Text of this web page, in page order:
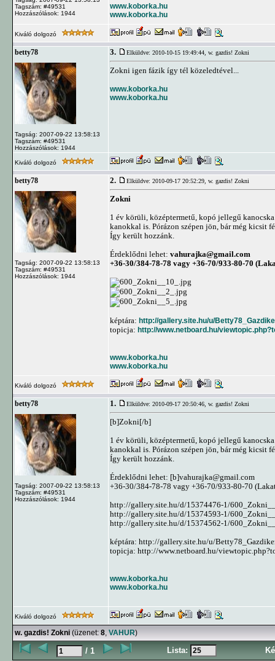
Tagszám: #49531
Hozzászólások: 1944
www.koborka.hu
www.koborka.hu
Kiváló dolgozó
betty78
Tagság: 2007-09-22 13:58:13
Tagszám: #49531
Hozzászólások: 1944
3. Elküldve: 2010-10-15 19:49:44, w. gazdis! Zokni
Zokni igen fázik így tél közeledtével...
www.koborka.hu
www.koborka.hu
Kiváló dolgozó
betty78
Tagság: 2007-09-22 13:58:13
Tagszám: #49531
Hozzászólások: 1944
2. Elküldve: 2010-09-17 20:52:29, w. gazdis! Zokni
Zokni
1 év körüli, középtermetű, kopó jellegű
kanokkal is. Pórázon szépen jön, bár még kicsit
Így került hozzánk.
Érdeklődni lehet: vahurajka@gmail.com
+36-30/384-78-78 vagy +36-70/933-80-70
képtára: http://gallery.site.hu/u/
topicja: http://www.netboard.hu/
www.koborka.hu
www.koborka.hu
Kiváló dolgozó
betty78
Tagság: 2007-09-22 13:58:13
Tagszám: #49531
Hozzászólások: 1944
1. Elküldve: 2010-09-17 20:50:46, w. gazdis! Zokni
[b]Zokni[/b]
1 év körüli, középtermetű, kopó jellegű
kanokkal is. Pórázon szépen jön, bár még kicsit
Így került hozzánk.
Érdeklődni lehet: [b]vahurajka@gmail.com
+36-30/384-78-78 vagy +36-70/933-80-70
http://gallery.site.hu/d/15374476-1/
http://gallery.site.hu/d/15374593-1/
http://gallery.site.hu/d/15374562-1/
képtára: http://gallery.site.hu/u/
topicja: http://www.netboard.hu/
www.koborka.hu
www.koborka.hu
Kiváló dolgozó
w. gazdis! Zokni (üzenet: 8, VAHUR)
/ 1 Lista: